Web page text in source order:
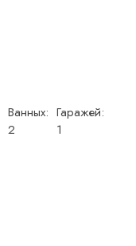
Ванных:
2
Гаражей:
1